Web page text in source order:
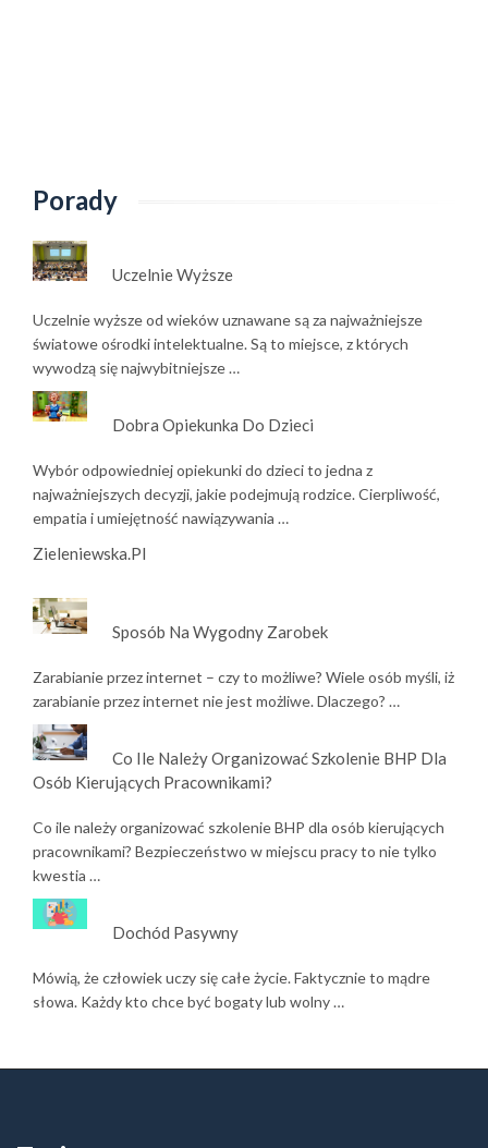
Porady
Uczelnie Wyższe
Uczelnie wyższe od wieków uznawane są za najważniejsze
światowe ośrodki intelektualne. Są to miejsce, z których
wywodzą się najwybitniejsze …
Dobra Opiekunka Do Dzieci
Wybór odpowiedniej opiekunki do dzieci to jedna z
najważniejszych decyzji, jakie podejmują rodzice. Cierpliwość,
empatia i umiejętność nawiązywania …
Zieleniewska.pl
Sposób Na Wygodny Zarobek
Zarabianie przez internet – czy to możliwe? Wiele osób myśli, iż
zarabianie przez internet nie jest możliwe. Dlaczego? …
Co Ile Należy Organizować Szkolenie BHP Dla
Osób Kierujących Pracownikami?
Co ile należy organizować szkolenie BHP dla osób kierujących
pracownikami? Bezpieczeństwo w miejscu pracy to nie tylko
kwestia …
Dochód Pasywny
Mówią, że człowiek uczy się całe życie. Faktycznie to mądre
słowa. Każdy kto chce być bogaty lub wolny …